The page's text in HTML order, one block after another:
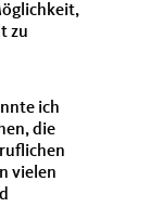
zu
ich
die
vielen